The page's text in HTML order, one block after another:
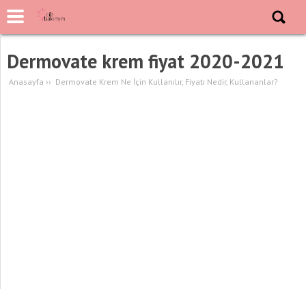
Dermovate krem fiyat 2020-2021
Anasayfa ›› Dermovate Krem Ne İçin Kullanılır, Fiyatı Nedir, Kullananlar?